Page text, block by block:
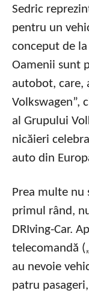
Sedric
pentru un
conceput de
Oamenii sunt
autobot, care,
Volkswagen”,
al Grupului
nicăieri
auto din
Prea multe nu
primul rând,
DRIving-Car.
telecomandă
au nevoie
patru